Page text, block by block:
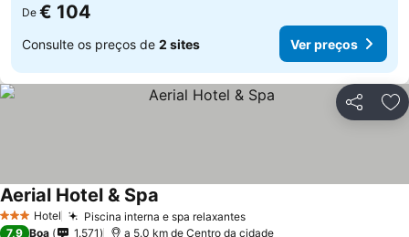
De € 104
Consulte os preços de 2 sites Ver preços
Partilhar
3 EstrelasHotel Piscina interna e spa relaxantesVer preços
Aerial Hotel & Spa
7,9 Boa 1.571 a 5.0 km de Centro da cidade